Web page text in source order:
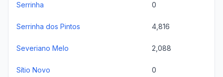
Serrinha 0
Serrinha dos Pintos 4,816
Severiano Melo 2,088
Sítio Novo 0